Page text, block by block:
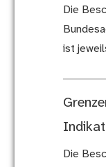
Die
ist
Die